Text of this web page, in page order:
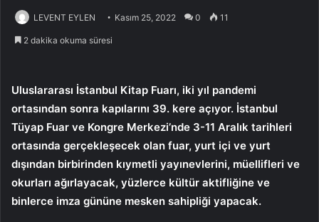
LEVENT EYLEN Kasım 25, 2022 0 11
2 dakika okuma süresi
Uluslararası İstanbul Kitap Fuarı, iki yıl pandemi
ortasından sonra kapılarını 39. kere açıyor. İstanbul
Tüyap Fuar ve Kongre Merkezi’nde 3-11 Aralık tarihleri
ortasında gerçekleşecek olan fuar, yurt içi ve yurt
dışından birbirinden kıymetli yayınevlerini, müellifleri ve
okurları ağırlayacak, yüzlerce kültür aktifliğine ve
binlerce imza gününe mesken sahipliği yapacak.